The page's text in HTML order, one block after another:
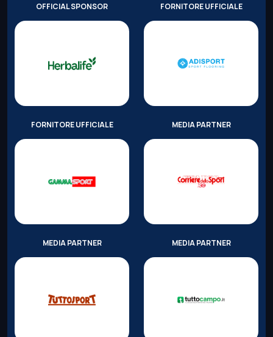
OFFICIAL SPONSOR FORNITORE UFFICIALE
FORNITORE UFFICIALE MEDIA PARTNER
MEDIA PARTNER MEDIA PARTNER